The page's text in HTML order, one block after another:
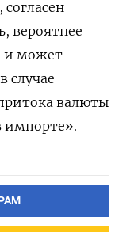
согласен
вероятнее
и может
случае
валюты
импорте».